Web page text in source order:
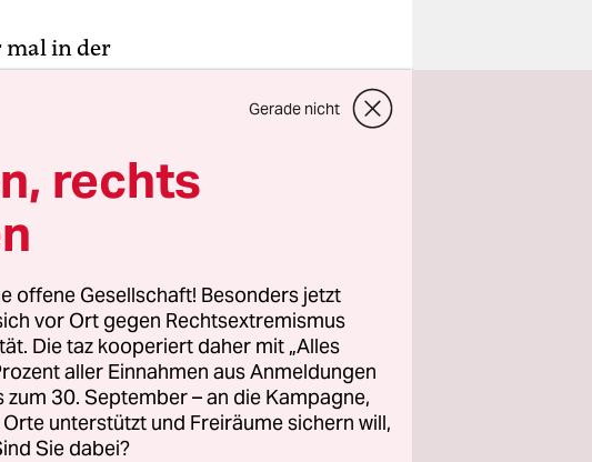
mal in der
fürs Radio, für
die Situation denn
noch
es schlecht, und
Besserung in
am
gibt es nicht auch
entstanden ist?“
Gerade nicht
rechts
offene Gesellschaft! Besonders jetzt
vor Ort gegen Rechtsextremismus
Die taz kooperiert daher mit „Alles
aller Einnahmen aus Anmeldungen
zum 30. September – an die Kampagne,
unterstützt und Freiräume sichern will,
Sie dabei?